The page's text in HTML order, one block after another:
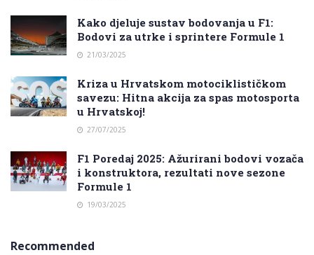
Kako djeluje sustav bodovanja u F1:
Bodovi za utrke i sprintere Formule 1
21/03/2025
Kriza u Hrvatskom motociklističkom
savezu: Hitna akcija za spas motosporta
u Hrvatskoj!
27/07/2025
F1 Poredaj 2025: Ažurirani bodovi vozača
i konstruktora, rezultati nove sezone
Formule 1
19/03/2025
Recommended